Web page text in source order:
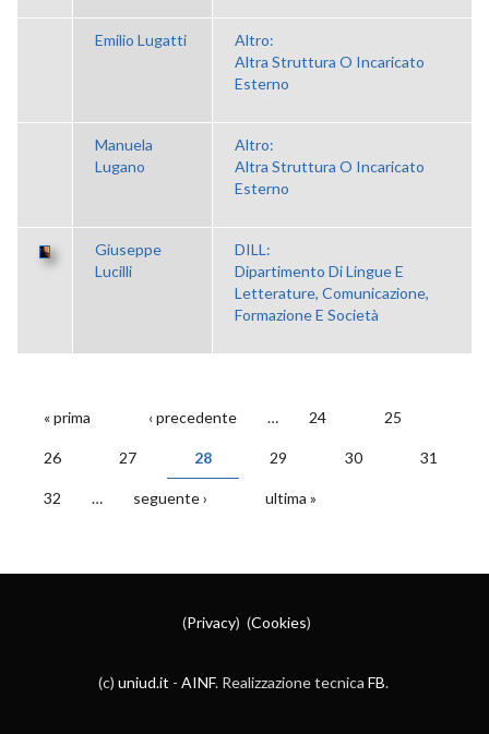
Emilio Lugatti
Altro:
Altra Struttura O Incaricato
Esterno
Manuela
Lugano
Altro:
Altra Struttura O Incaricato
Esterno
Giuseppe
Lucilli
DILL:
Dipartimento Di Lingue E
Letterature, Comunicazione,
Formazione E Società
PAGINE
« prima ‹ precedente … 24 25
26 27 28 29 30 31
32 … seguente › ultima »
(Privacy) (Cookies)
(c) uniud.it - AINF. Realizzazione tecnica FB.